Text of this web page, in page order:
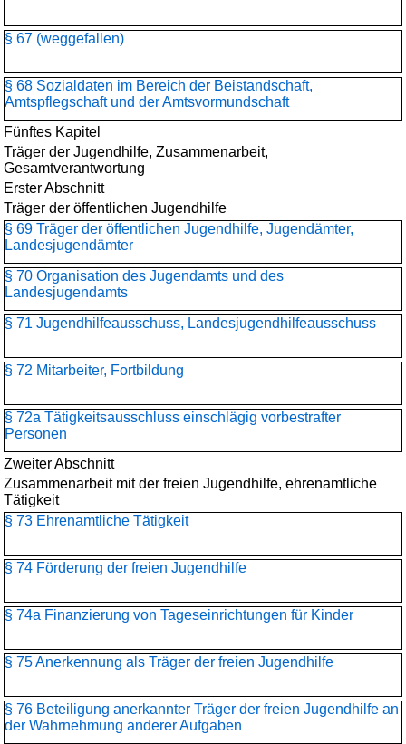
§ 67 (weggefallen)
§ 68 Sozialdaten im Bereich der Beistandschaft,
Amtspflegschaft und der Amtsvormundschaft
Fünftes Kapitel
Träger der Jugendhilfe, Zusammenarbeit,
Gesamtverantwortung
Erster Abschnitt
Träger der öffentlichen Jugendhilfe
§ 69 Träger der öffentlichen Jugendhilfe, Jugendämter,
Landesjugendämter
§ 70 Organisation des Jugendamts und des
Landesjugendamts
§ 71 Jugendhilfeausschuss, Landesjugendhilfeausschuss
§ 72 Mitarbeiter, Fortbildung
§ 72a Tätigkeitsausschluss einschlägig vorbestrafter
Personen
Zweiter Abschnitt
Zusammenarbeit mit der freien Jugendhilfe, ehrenamtliche
Tätigkeit
§ 73 Ehrenamtliche Tätigkeit
§ 74 Förderung der freien Jugendhilfe
§ 74a Finanzierung von Tageseinrichtungen für Kinder
§ 75 Anerkennung als Träger der freien Jugendhilfe
§ 76 Beteiligung anerkannter Träger der freien Jugendhilfe an
der Wahrnehmung anderer Aufgaben